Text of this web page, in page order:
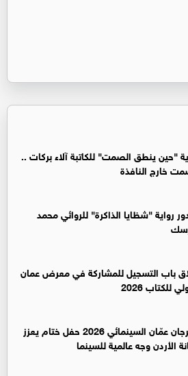
"حين ينطق الصمت" للكاتبة آلاء بركات ..
خارج النافذة
رواية "شظايا الذاكرة" للروائي محمد
باب التسجيل للمشاركة في معرض عمان
للكتاب 2026
مهرجان عمّان السينمائي 2026 حفل ختام يعزز
الأردن وجه عالمية للسينما